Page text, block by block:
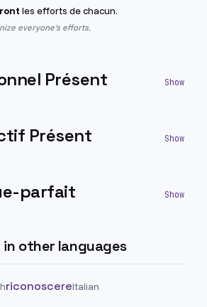
les efforts de chacun.
everyone's efforts.
Présent
Présent
parfait
in other languages
riconoscereItalian